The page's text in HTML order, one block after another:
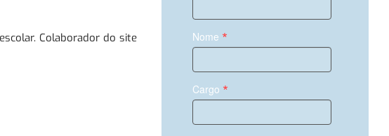
Colaborador do site
Nome *
Cargo *